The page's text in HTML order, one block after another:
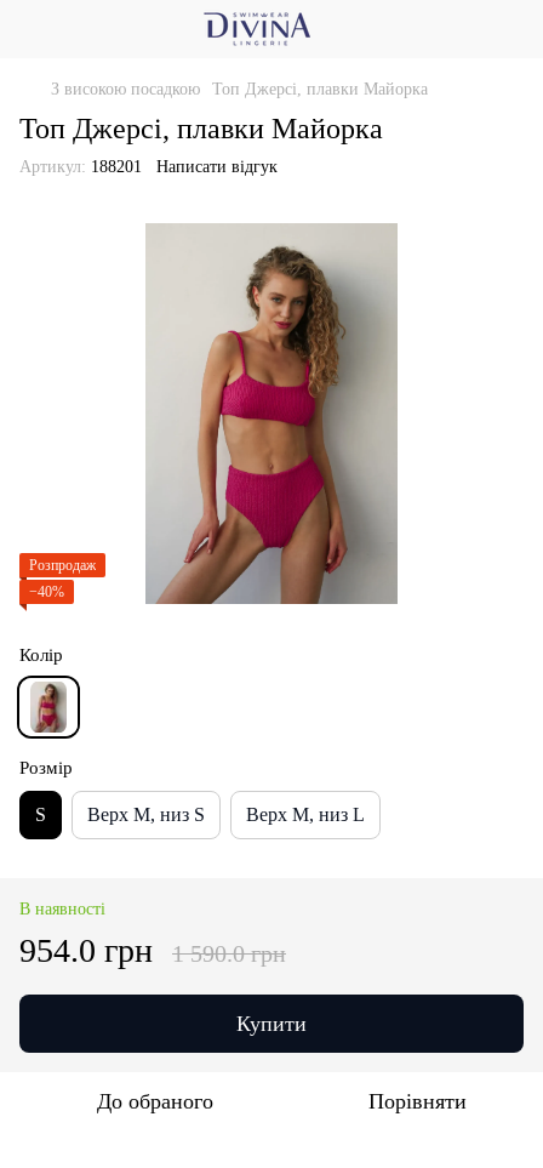
З високою посадкою Топ Джерсі, плавки Майорка
Топ Джерсі, плавки Майорка
Артикул: 188201 Написати відгук
Розпродаж
−40%
Колір
Розмір
S Верх M, низ S Верх M, низ L
В наявності
954.0 грн 1 590.0 грн
Купити
До обраного Порівняти